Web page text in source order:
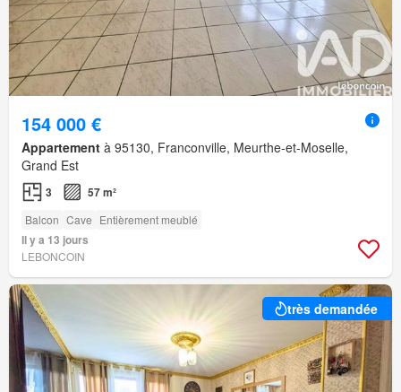
154 000 €
Appartement à 95130, Franconville, Meurthe-et-Moselle,
Grand Est
3 57 m²
Balcon Cave Entièrement meublé
Il y a 13 jours
LEBONCOIN
très demandée